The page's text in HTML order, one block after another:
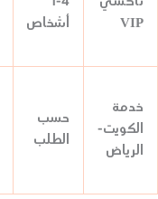
VIP
أشخاص
خدمة
الكويت-
الرياض
حسب
الطلب